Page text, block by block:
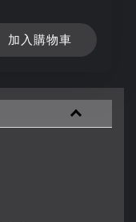
加入購物車